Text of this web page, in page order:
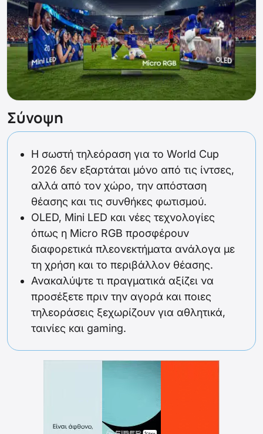
Σύνοψη
Η σωστή τηλεόραση για το World Cup
2026 δεν εξαρτάται μόνο από τις ίντσες,
αλλά από τον χώρο, την απόσταση
θέασης και τις συνθήκες φωτισμού.
OLED, Mini LED και νέες τεχνολογίες
όπως η Micro RGB προσφέρουν
διαφορετικά πλεονεκτήματα ανάλογα με
τη χρήση και το περιβάλλον θέασης.
Ανακαλύψτε τι πραγματικά αξίζει να
προσέξετε πριν την αγορά και ποιες
τηλεοράσεις ξεχωρίζουν για αθλητικά,
ταινίες και gaming.